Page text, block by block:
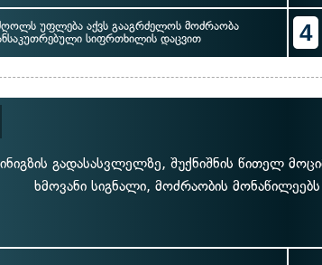
უფლება აქვს გააგრძელოს მოძრაობა
სიფრთხილის დაცვით
4
გადასასვლელზე, შუქნიშნის წითელ
ხმოვანი სიგნალი, მოძრაობის